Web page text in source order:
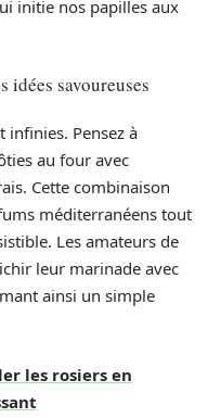
initie nos papilles aux
idées savoureuses
infinies. Pensez à
au four avec
Cette combinaison
méditerranéens tout
Les amateurs de
leur marinade avec
ainsi un simple
les rosiers en